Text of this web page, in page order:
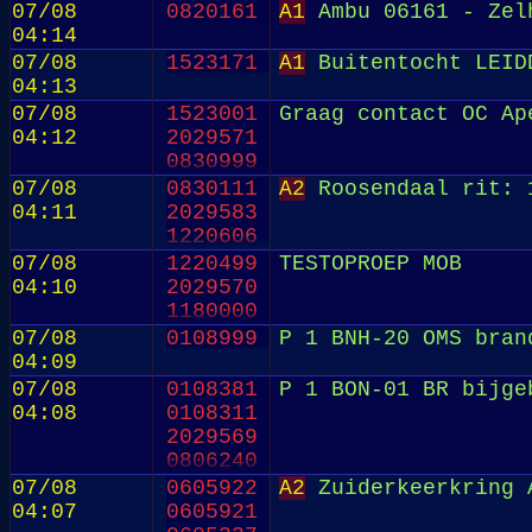
07/08
04:14
0820161 A1 Ambu 06161 -
07/08
04:13
1523171 A1 Buitentocht
07/08
04:12
1523001
2029571
0830999
Graag contact OC
07/08
04:11
0830111
2029583
1220606
A2 Roosendaal rit:
07/08
04:10
1220499
2029570
1180000
TESTOPROEP MOB
07/08
04:09
0108999 P 1 BNH-20 OMS
07/08
04:08
0108381
0108311
2029569
0806240
P 1 BON-01 BR
07/08
04:07
0605922
0605921
A2 Zuiderkeerkring